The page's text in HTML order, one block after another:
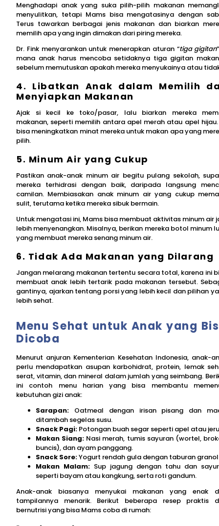
Menghadapi anak yang suka pilih-pilih makanan
menyulitkan, tetapi Mams bisa mengatasinya dengan
Terus tawarkan berbagai jenis makanan dan biarkan
memilih apa yang ingin dimakan dari piring mereka.
Dr. Fink menyarankan untuk menerapkan aturan “tiga gigitan
mana anak harus mencoba setidaknya tiga gigitan
sebelum memutuskan apakah mereka menyukainya atau
4. Libatkan Anak dalam Memilih
Menyiapkan Makanan
Ajak si kecil ke toko/pasar, lalu biarkan mereka
makanan, seperti memilih antara apel merah atau apel hijau.
bisa meningkatkan minat mereka untuk makan apa yang
pilih.
5. Minum Air yang Cukup
Pastikan anak-anak minum air begitu pulang sekolah,
mereka terhidrasi dengan baik, daripada langsung
camilan. Membiasakan anak minum air yang cukup
sulit, terutama ketika mereka sibuk bermain.
Untuk mengatasi ini, Mams bisa membuat aktivitas minum air
lebih menyenangkan. Misalnya, berikan mereka botol minum
yang membuat mereka senang minum air.
6. Tidak Ada Makanan yang Dilarang
Jangan melarang makanan tertentu secara total, karena ini
membuat anak lebih tertarik pada makanan tersebut.
gantinya, ajarkan tentang porsi yang lebih kecil dan pilihan
lebih sehat.
Menu Sehat untuk Anak yang
Dicoba
Menurut anjuran Kementerian Kesehatan Indonesia, anak-
perlu mendapatkan asupan karbohidrat, protein, lemak
serat, vitamin, dan mineral dalam jumlah yang seimbang.
ini contoh menu harian yang bisa membantu
kebutuhan gizi anak:
Sarapan: Oatmeal dengan irisan pisang dan
ditambah segelas susu.
Snack Pagi: Potongan buah segar seperti apel atau
Makan Siang: Nasi merah, tumis sayuran (wortel,
buncis), dan ayam panggang.
Snack Sore:Yogurt rendah gula dengan taburan
Makan Malam: Sup jagung dengan tahu dan
seperti bayam atau kangkung, serta roti gandum.
Anak-anak biasanya menyukai makanan yang enak
tampilannya menarik. Berikut beberapa resep praktis
bernutrisi yang bisa Mams coba di rumah: